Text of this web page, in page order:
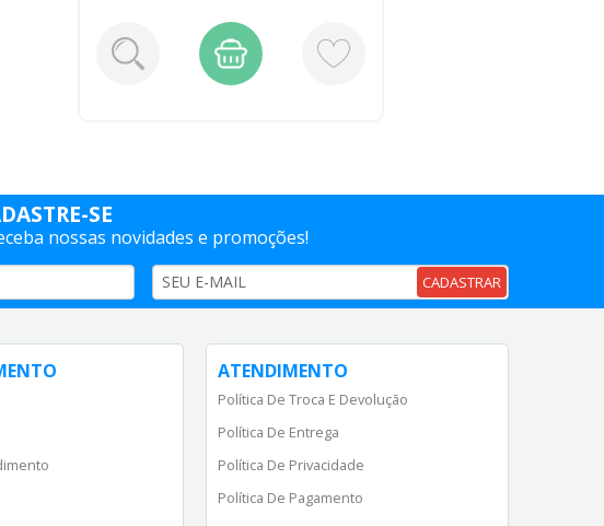
SE
nossas novidades e promoções!
CADASTRAR
ATENDIMENTO
Política De Troca E Devolução
Política De Entrega
Política De Privacidade
Política De Pagamento